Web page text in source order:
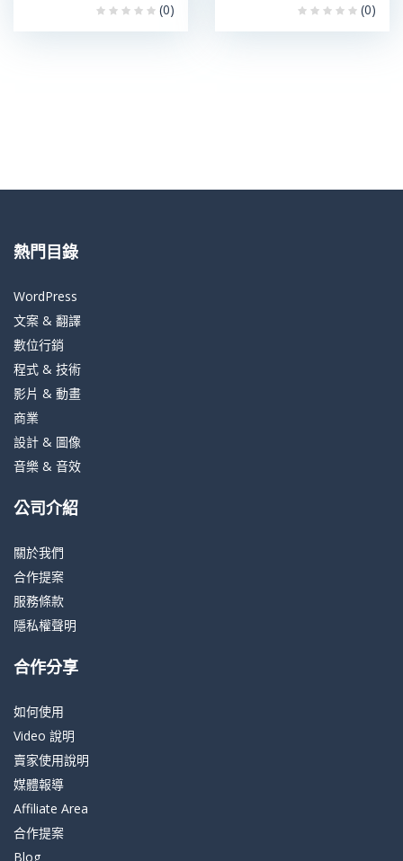
(0) (0)
熱門目錄
WordPress
文案 & 翻譯
數位行銷
程式 & 技術
影片 & 動畫
商業
設計 & 圖像
音樂 & 音效
公司介紹
關於我們
合作提案
服務條款
隱私權聲明
合作分享
如何使用
Video 說明
賣家使用說明
媒體報導
Affiliate Area
合作提案
Blog